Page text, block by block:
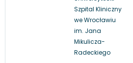
Szpital Kliniczny
we Wrocławiu
im. Jana
Mikulicza-
Radeckiego